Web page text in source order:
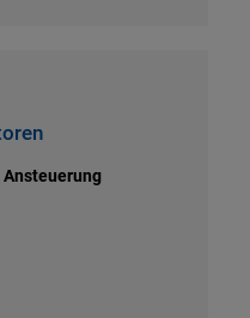
Ansteuerung